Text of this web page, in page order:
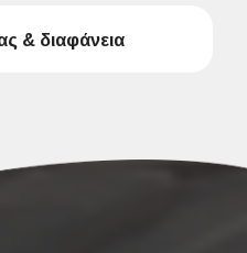
& διαφάνεια